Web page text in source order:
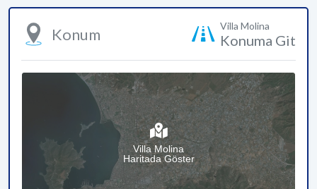
Konum Villa Molina
Konuma Git
Villa Molina
Haritada Göster